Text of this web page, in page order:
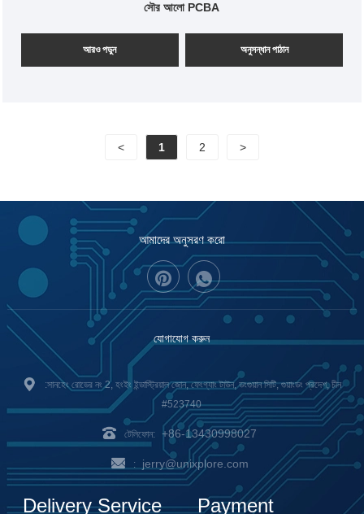
সৌর আলো PCBA
আরও পড়ুন অনুসন্ধান পাঠান
< 1 2 >
আমাদের অনুসরণ করো
যোগাযোগ করুন
:সানহেং রোডের নং 2, হংইং ইন্ডাস্ট্রিয়াল জোন, ফেংগ্যাং টাউন, ডংগুয়ান সিটি, গুয়াংডং প্রদেশ, চীন
#523740
টেলিফোন: +86-13430998027
: jerry@unixplore.com
Delivery Service Payment